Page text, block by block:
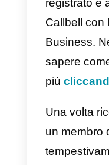
Come
è
per
l’API, è